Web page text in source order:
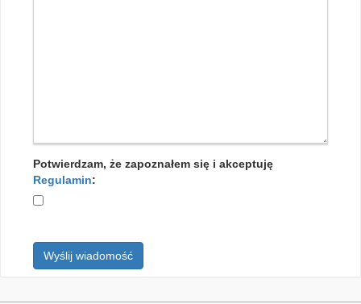
Potwierdzam, że zapoznałem się i akceptuję
Regulamin:
Wyślij wiadomość